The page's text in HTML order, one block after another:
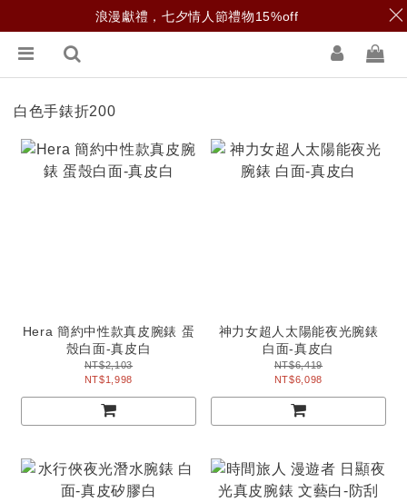
白色手錶折200
Hera 簡約中性款真皮腕錶 蛋
殼白面-真皮白
NT$2,103
NT$1,998
神力女超人太陽能夜光腕錶
白面-真皮白
NT$6,419
NT$6,098
浪漫獻禮，七夕情人節禮物15%off